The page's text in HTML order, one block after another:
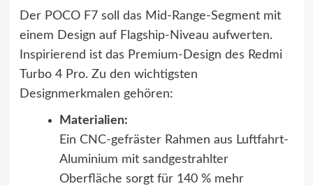
Der POCO F7 soll das Mid-Range-Segment mit
einem Design auf Flagship-Niveau aufwerten.
Inspirierend ist das Premium-Design des Redmi
Turbo 4 Pro. Zu den wichtigsten
Designmerkmalen gehören:
Materialien:
Ein CNC-gefräster Rahmen aus Luftfahrt-
Aluminium mit sandgestrahlter
Oberfläche sorgt für 140 % mehr